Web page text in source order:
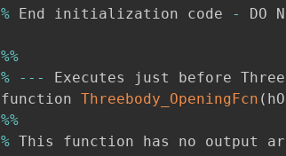
% End initialization code - DO
%%
%
-- - Executes just before
function Threebody_OpeningFcn (
%%
% This function has no output